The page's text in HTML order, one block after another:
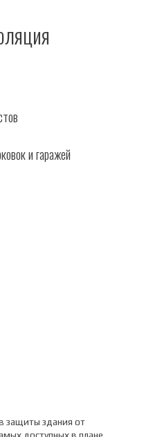
и гаражей
защиты здания от
доступных в плане